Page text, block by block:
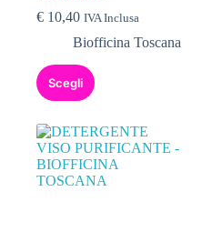
€ 10,40 IVA Inclusa
Biofficina Toscana
Scegli